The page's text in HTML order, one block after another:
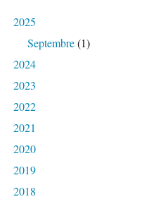
2025
Septembre(1)
2024
2023
2022
2021
2020
2019
2018